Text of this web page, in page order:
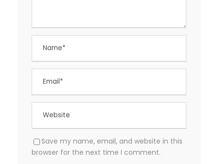
Save my name, email, and website in this
browser for the next time I comment.